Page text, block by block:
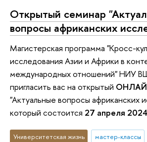
Открытый семинар
вопросы африканских
Магистерская программа "Кросс-
исследования Азии и Африки в
международных отношений" НИУ
пригласить вас на открытый
"Актуальные вопросы африканских
который состоится 27 апреля
Университетская жизнь
мастер-классы